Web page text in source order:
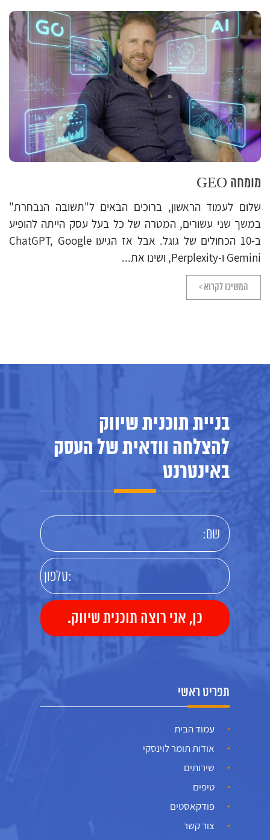
הבאים ל"תשובה הנבחרת"
בעל עסק הייתה להופיע
ב-10 הכחולים של גוגל. אבל אז הגיעו ChatGPT, Google
בתור מקדם אתרים
האורגני כבר מעל לעשור,
הנושא ואציין את כל מה
בניית תוכנית שיווק
להצלחה וודאית של העסק
באינטרנט
תפריט ראשי
עמוד הבית
אודות תומר לוינסקי
שירותים
טיפים
פודקאסטים
צור קשר